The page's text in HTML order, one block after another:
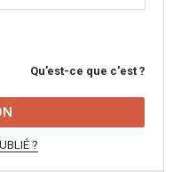
Qu’est-ce que c'est ?
?